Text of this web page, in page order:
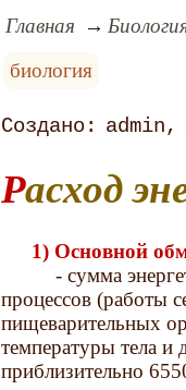
Главная
биология
admin
Расход
1) Основной
- сумма
процессов (работы
пищеварительных
температуры тела и
приблизительно